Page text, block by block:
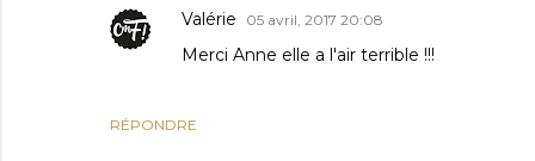
RÉPONDRE
Valérie 05 avril, 2017 20:08
Merci Anne elle a l'air terrible !!!